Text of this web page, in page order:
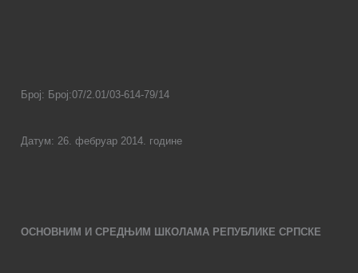
Број: Број:07/2.01/03-614-79/14
Датум: 26 фебруар 2014. године
ОСНОВНИМ И СРЕДЊИМ ШКОЛАМА РЕПУБЛИКЕ СРПСКЕ